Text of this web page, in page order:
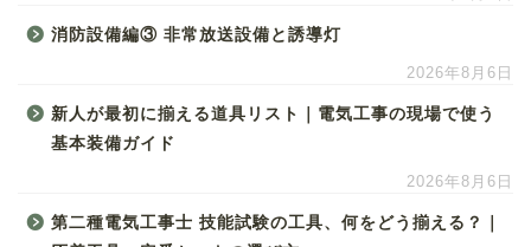
消防設備編③ 非常放送設備と誘導灯
2026年8月6日
新人が最初に揃える道具リスト｜電気工事の現場で使う
基本装備ガイド
2026年8月6日
第二種電気工事士 技能試験の工具、何をどう揃える？｜